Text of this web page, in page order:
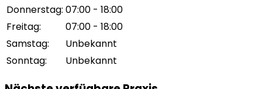
Donnerstag: 07:00 - 18:00
Freitag:
07:00 - 18:00
Samstag:
Unbekannt
Sonntag: Unbekannt